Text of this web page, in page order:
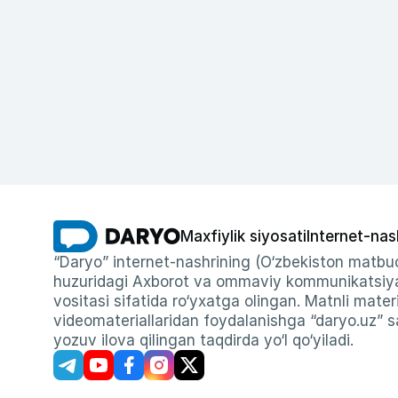
Maxfiylik siyosati Internet-
“Daryo” internet-nashrining (O‘zbekiston
huzuridagi Axborot va ommaviy
vositasi sifatida ro‘yxatga olingan. Matnli
videomateriallaridan foydalanishga “daryo.uz”
yozuv ilova qilingan taqdirda yo‘l qo‘yiladi.